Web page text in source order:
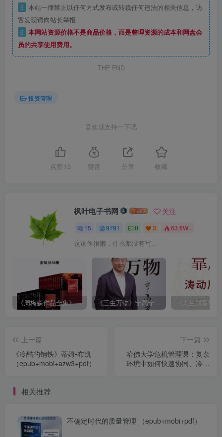
5 本站一律禁止以任何方式发布或转载任何违法的相关信息，访
客发现请向站长举报
6 本网站资源价格不是商品价格，而是整理资源的成本和网盘会
员的共享使用费用。
THE END
投资管理
喜欢就支持一下吧
点赞 13 赞赏 分享 收藏
枫叶电子书网 关注
15 9791 0 3 63.6W+
这家伙很懒，什么都没有写...
《周梅森作品全集》[共30册] 《三生万物》宁高宁（epub+mobi+azw3+pdf）
上一篇
《冷酷的钢铁》蒂姆•布凯
（epub+mobi+azw3+pdf）
下一篇
哈佛大学危机管理课：复杂
环境中如何快速协同、冷静
相关推荐
不确定时代的质量管理 （epub+mobi+pdf）